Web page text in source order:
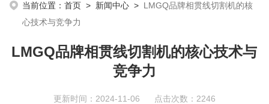
当前位置：首页 > 新闻中心 > LMGQ品牌相贯线切割机的核
心技术与竞争力
LMGQ品牌相贯线切割机的核心技术与
竞争力
更新时间：2024-11-06 点击次数：2246